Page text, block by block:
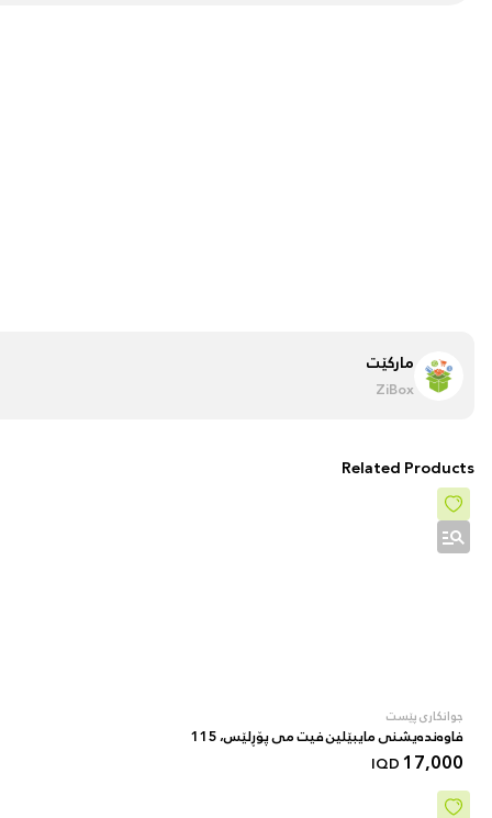
مارکێت
ZiBox
Related Products
جوانکاری پێست
فاوەندەیشنی مایبێلین فیت می پۆڕلێس، 115
17,000
IQD